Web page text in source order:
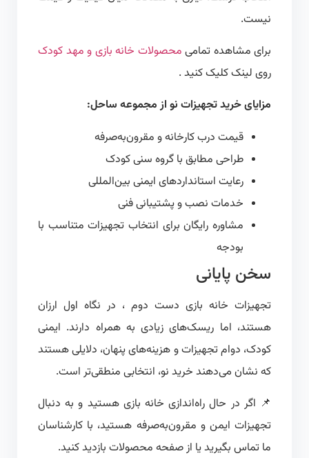
برای مشاهده تمامیمحصولات خانه بازی و مهد کودک
روی لینک کلیک کنید .
مزایای خرید تجهیزات نو از مجموعه ساحل:
قیمت درب کارخانه و مقرون‌به‌صرفه
طراحی مطابق با گروه سنی کودک
رعایت استانداردهای ایمنی بین‌المللی
خدمات نصب و پشتیبانی فنی
مشاوره رایگان برای انتخاب تجهیزات متناسب با
سخن پایانی
تجهیزات خانه بازی دست دوم ، در نگاه اول ارزان
هستند، اما ریسک‌های زیادی به همراه دارند. ایمنی
کودک، دوام تجهیزات و هزینه‌های پنهان، دلایلی هستند
که نشان می‌دهند خرید نو، انتخابی منطقی‌تر است.
📌 اگر در حال راه‌اندازی خانه بازی هستید و به دنبال
تجهیزات ایمن و مقرون‌به‌صرفه هستید، با کارشناسان
ما تماس بگیرید یا از صفحه محصولات بازدید کنید.